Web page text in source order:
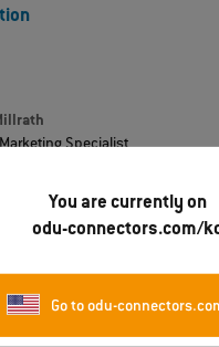
You are currently on
odu-connectors.com/
Go to odu-
Specialist
6156-1288